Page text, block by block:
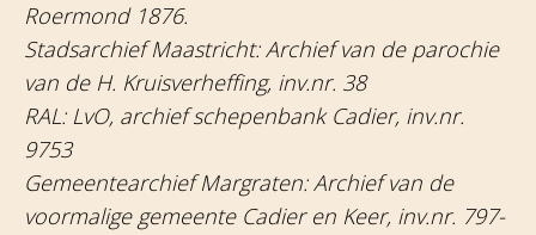
Roermond 1876.
Stadsarchief Maastricht: Archief van de parochie
van de H. Kruisverheffing, inv.nr. 38
RAL: LvO, archief schepenbank Cadier, inv.nr.
9753
Gemeentearchief Margraten: Archief van de
voormalige gemeente Cadier en Keer, inv.nr. 797-